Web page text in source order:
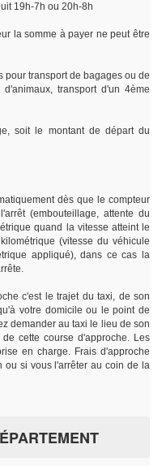
19h-7h ou 20h-8h
la somme à payer ne peut être
pour transport de bagages ou de
transport d'un 4ème
soit le montant de départ du
dès que le compteur
(embouteillage, attente du
quand la vitesse atteint le
(vitesse du véhicule
appliqué), dans ce cas la
c'est le trajet du taxi, de son
votre domicile ou le point de
demander au taxi le lieu de son
cette course d'approche. Les
en charge. Frais d'approche
ou si vous l'arrêter au coin de la